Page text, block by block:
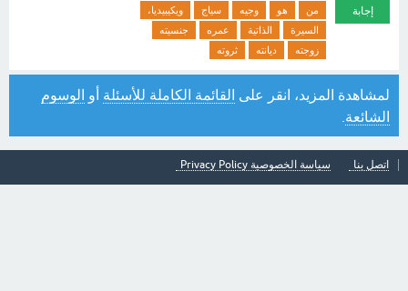
إجابة من هو وجيه سياج
ويكيبيديا،
السيرة
الذاتية عمره
جنسيته
زوجته
ديانته ثروته
لمشاهدة المزيد، انقر على القائمة الكاملة للأسئلة أو الوسوم
الشائعة
اتصل بنا سياسة الخصوصية Privacy Policy